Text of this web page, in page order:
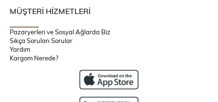
MÜŞTERİ HİZMETLERİ
Pazaryerleri ve Sosyal Ağlarda Biz
Sıkça Sorulan Sorular
Yardım
Kargom Nerede?